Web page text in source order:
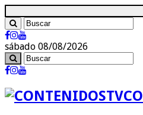
sábado 08/08/2026